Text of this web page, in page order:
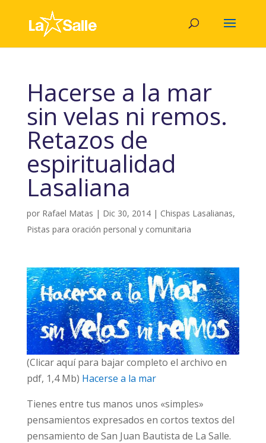
Hacerse a la mar
sin velas ni remos.
Retazos de
espiritualidad
Lasaliana
por Rafael Matas | Dic 30, 2014| Chispas Lasalianas,
Pistas para oración personal y comunitaria
(Clicar aquí para bajar completo el archivo en
pdf, 1,4 Mb) Hacerse a la mar
Tienes entre tus manos unos «simples»
pensamientos expresados en cortos textos del
pensamiento de San Juan Bautista de La Salle.